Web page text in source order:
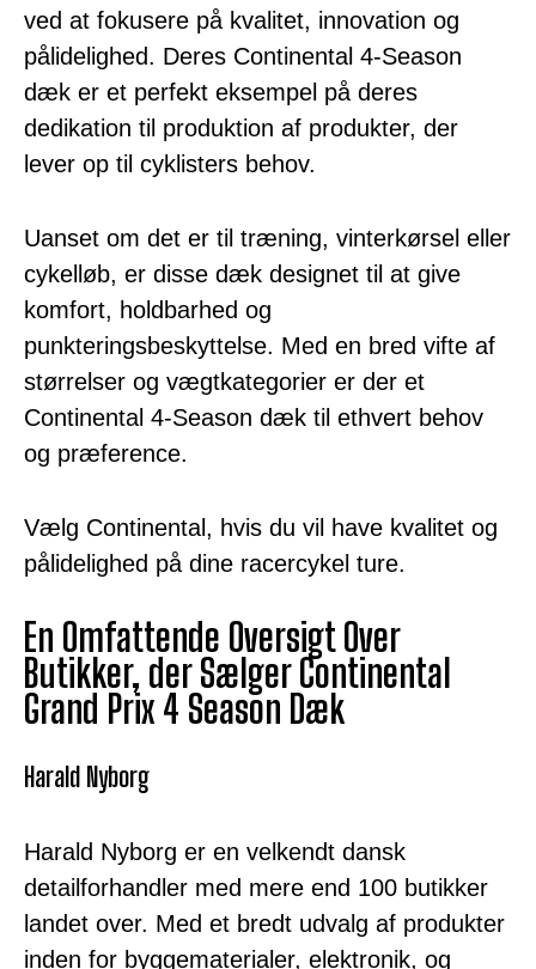
ved at fokusere på kvalitet, innovation og
pålidelighed. Deres Continental 4-Season
dæk er et perfekt eksempel på deres
dedikation til produktion af produkter, der
lever op til cyklisters behov.
Uanset om det er til træning, vinterkørsel eller
cykelløb, er disse dæk designet til at give
komfort, holdbarhed og
punkteringsbeskyttelse. Med en bred vifte af
størrelser og vægtkategorier er der et
Continental 4-Season dæk til ethvert behov
og præference.
Vælg Continental, hvis du vil have kvalitet og
pålidelighed på dine racercykel ture.
En Omfattende Oversigt Over
Butikker, der Sælger Continental
Grand Prix 4 Season Dæk
Harald Nyborg
Harald Nyborg er en velkendt dansk
detailforhandler med mere end 100 butikker
landet over. Med et bredt udvalg af produkter
inden for byggematerialer, elektronik, og